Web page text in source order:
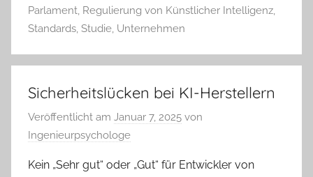
Parlament, Regulierung von Künstlicher Intelligenz,
Standards, Studie, Unternehmen
Sicherheitslücken bei KI-Herstellern
Veröffentlicht am Januar 7, 2025 von
Ingenieurpsychologe
Kein „Sehr gut“ oder „Gut“ für Entwickler von